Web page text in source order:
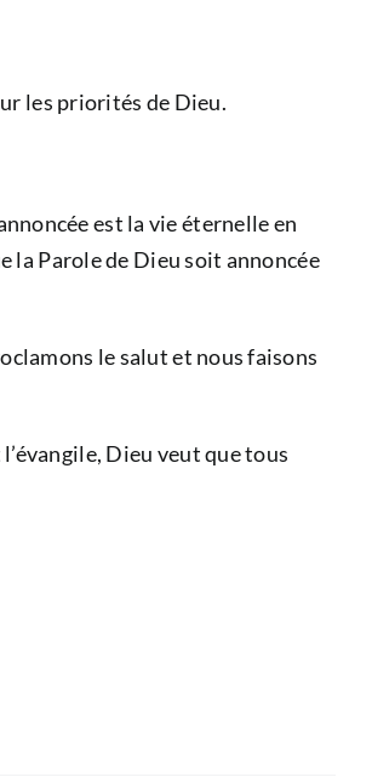
les priorités de Dieu.
est la vie éternelle en
la Parole de Dieu soit annoncée
le salut et nous faisons
Dieu veut que tous